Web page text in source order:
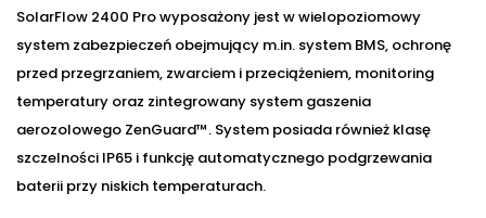
SolarFlow 2400 Pro wyposażony jest w wielopoziomowy
system zabezpieczeń obejmujący m.in. system BMS, ochronę
przed przegrzaniem, zwarciem i przeciążeniem, monitoring
temperatury oraz zintegrowany system gaszenia
aerozolowego ZenGuard™. System posiada również klasę
szczelności IP65 i funkcję automatycznego podgrzewania
baterii przy niskich temperaturach.